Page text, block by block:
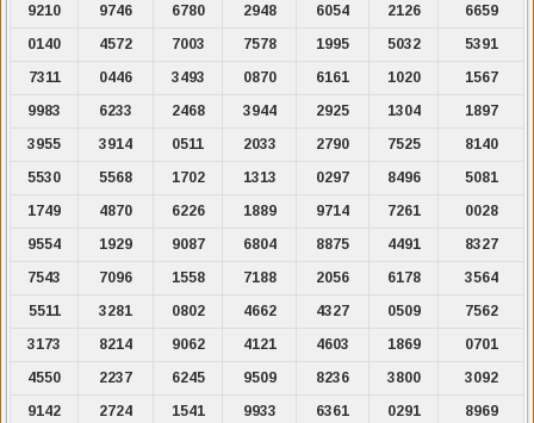
9210
9746 6780 2948 6054 2126
6659
0140
4572 7003 7578 1995 5032
5391
7311
0446 3493 0870 6161 1020
1567
9983
6233 2468 3944 2925 1304
1897
3955
3914 0511 2033 2790 7525
8140
5530
5568 1702 1313 0297 8496
5081
1749
4870 6226 1889 9714 7261
0028
9554
1929 9087 6804 8875 4491
8327
7543
7096 1558 7188 2056 6178
3564
5511
3281 0802 4662 4327 0509
7562
3173
8214 9062 4121 4603 1869
0701
4550
2237 6245 9509 8236 3800
3092
9142
2724 1541 9933 6361 0291
8969